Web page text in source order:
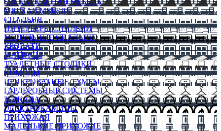
БЕСКАРКАСНАЯ МЕБЕЛЬ
МЯГКАЯ МЕБЕЛЬ
СПАЛЬНЯ
ИНТЕРЬЕРЫ СПАЛЬНИ
МОДУЛЬНЫЕ СПАЛЬНИ
КРОВАТИ
МАТРАСЫ
ТУАЛЕТНЫЕ СТОЛИКИ
КОМОДЫ
ПРИКРОВАТНЫЕ ТУМБЫ
ГАРДЕРОБНЫЕ СИСТЕМЫ
ЗЕРКАЛА
ЭЛЕКТРОКАМИНЫ
ПРИХОЖАЯ
МАЛЕНЬКИЕ ПРИХОЖИЕ